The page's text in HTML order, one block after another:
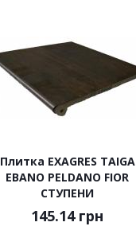
Плитка EXAGRES TAIGA
EBANO PELDANO FIOR
СТУПЕНИ
145.14грн